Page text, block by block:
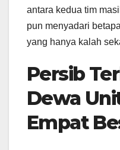
antara kedua tim
pun menyadari
yang hanya kalah
Persib
Dewa
Empat